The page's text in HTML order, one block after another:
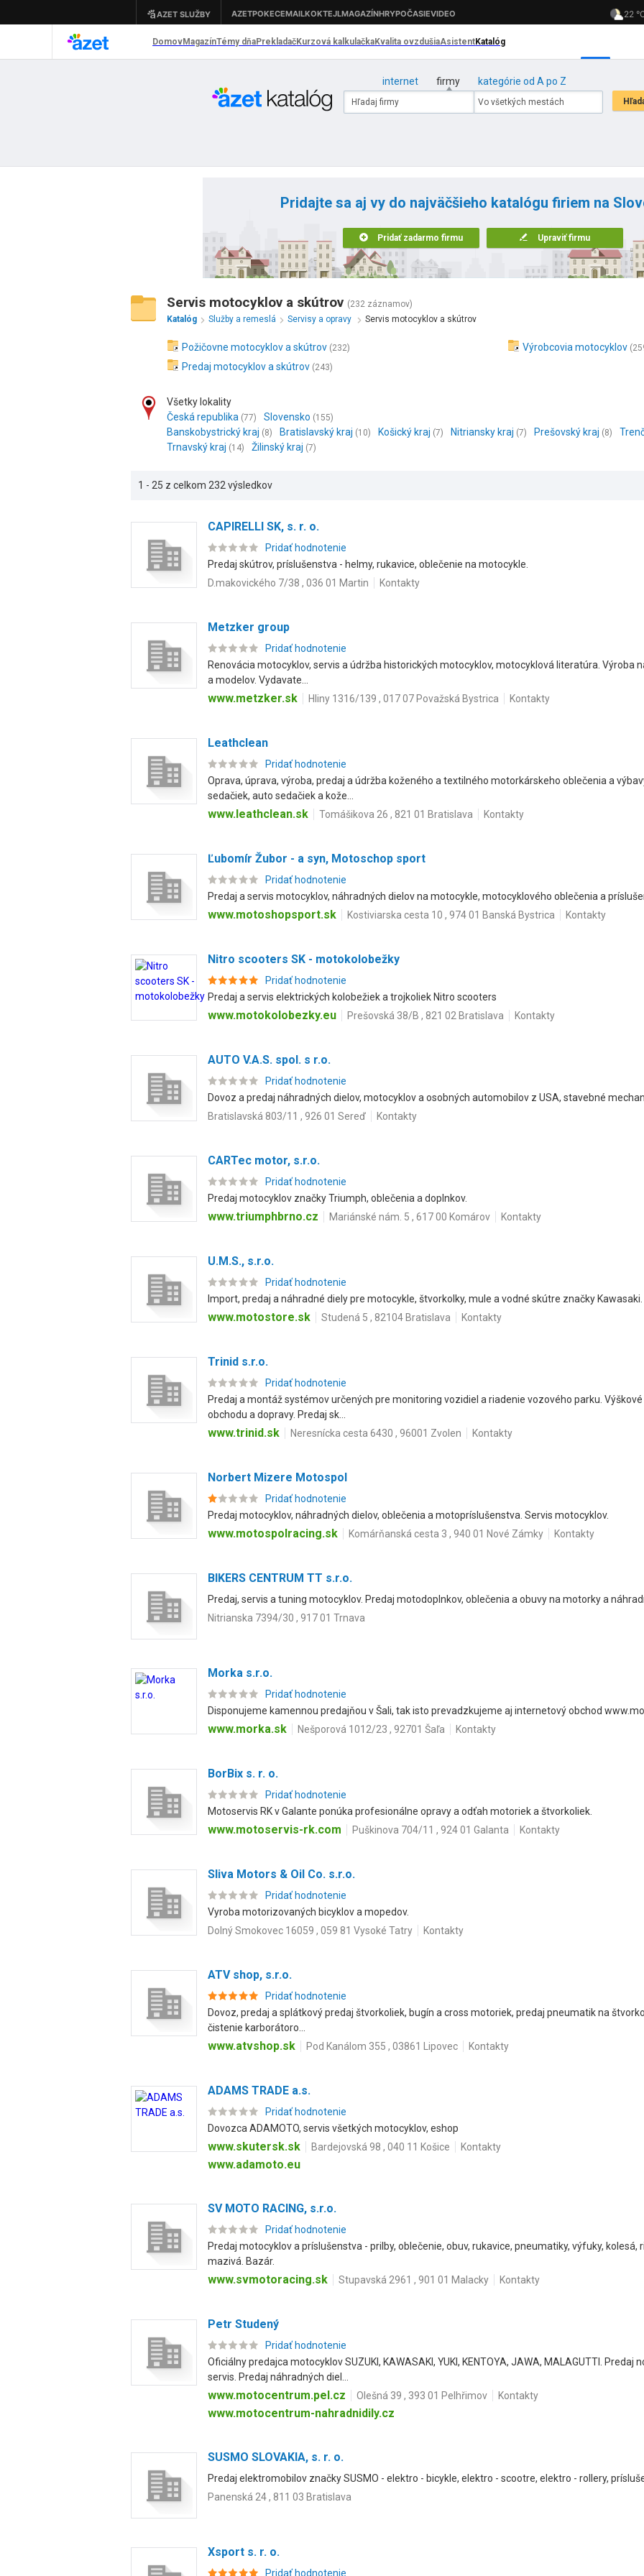
internet firmy kategórie od A po Z
Pridajte sa aj vy do najväčšieho katalógu firiem na
Pridať zadarmo firmu Upraviť firmu
Servis motocyklov a skútrov (232 záznamov)
Katalóg
Služby a remeslá Servisy a opravy Servis motocyklov a skútrov
Požičovne motocyklov a skútrov (232)
Predaj motocyklov a skútrov (243)
Výrobcovia motocyklov
Všetky lokality
Česká republika (77) Slovensko (155)
Banskobystrický kraj (8) Bratislavský kraj (10) Košický kraj (7) Nitriansky kraj (7) Prešovský kraj (8)
Trnavský kraj (14) Žilinský kraj (7)
1 - 25 z celkom 232 výsledkov
CAPIRELLI SK, s. r. o.
Pridať hodnotenie
Predaj skútrov, príslušenstva - helmy, rukavice, oblečenie na motocykle.
D.makovického 7/38 , 036 01 Martin
Kontakty
Metzker group
Pridať hodnotenie
Renovácia motocyklov, servis a údržba historických motocyklov, motocyklová literatúra. Výroba
a modelov. Vydavate...
www.metzker.sk Hliny 1316/139 , 017 07 Považská Bystrica Kontakty
Leathclean
Pridať hodnotenie
Oprava, úprava, výroba, predaj a údržba koženého a textilného motorkárskeho oblečenia a
sedačiek, auto sedačiek a kože...
www.leathclean.sk Tomášikova 26 , 821 01 Bratislava Kontakty
Ľubomír Žubor - a syn, Motoschop sport
Pridať hodnotenie
Predaj a servis motocyklov, náhradných dielov na motocykle, motocyklového oblečenia a
www.motoshopsport.sk Kostiviarska cesta 10 , 974 01 Banská Bystrica Kontakty
Nitro scooters SK - motokolobežky
Pridať hodnotenie
Predaj a servis elektrických kolobežiek a trojkoliek Nitro scooters
www.motokolobezky.eu Prešovská 38/B , 821 02 Bratislava Kontakty
AUTO V.A.S. spol. s r.o.
Pridať hodnotenie
Dovoz a predaj náhradných dielov, motocyklov a osobných automobilov z USA, stavebné
Bratislavská 803/11 , 926 01 Sereď
Kontakty
CARTec motor, s.r.o.
Pridať hodnotenie
Predaj motocyklov značky Triumph, oblečenia a doplnkov.
www.triumphbrno.cz Mariánské nám. 5 , 617 00 Komárov Kontakty
U.M.S., s.r.o.
Pridať hodnotenie
Import, predaj a náhradné diely pre motocykle, štvorkolky, mule a vodné skútre značky Kawasaki.
www.motostore.sk Studená 5 , 82104 Bratislava Kontakty
Trinid s.r.o.
Pridať hodnotenie
Predaj a montáž systémov určených pre monitoring vozidiel a riadenie vozového parku.
obchodu a dopravy. Predaj sk...
www.trinid.sk Neresnícka cesta 6430 , 96001 Zvolen Kontakty
Norbert Mizere Motospol
Pridať hodnotenie
Predaj motocyklov, náhradných dielov, oblečenia a motopríslušenstva. Servis motocyklov.
www.motospolracing.sk Komárňanská cesta 3 , 940 01 Nové Zámky Kontakty
BIKERS CENTRUM TT s.r.o.
Predaj, servis a tuning motocyklov. Predaj motodoplnkov, oblečenia a obuvy na motorky a
Nitrianska 7394/30 , 917 01 Trnava
Morka s.r.o.
Pridať hodnotenie
Disponujeme kamennou predajňou v Šali, tak isto prevadzkujeme aj internetový obchod
www.morka.sk Nešporová 1012/23 , 92701 Šaľa Kontakty
BorBix s. r. o.
Pridať hodnotenie
Motoservis RK v Galante ponúka profesionálne opravy a odťah motoriek a štvorkoliek.
www.motoservis-rk.com Puškinova 704/11 , 924 01 Galanta Kontakty
Sliva Motors & Oil Co. s.r.o.
Pridať hodnotenie
Vyroba motorizovaných bicyklov a mopedov.
Dolný Smokovec 16059 , 059 81 Vysoké Tatry
Kontakty
ATV shop, s.r.o.
Pridať hodnotenie
Dovoz, predaj a splátkový predaj štvorkoliek, bugín a cross motoriek, predaj pneumatik na
čistenie karborátoro...
www.atvshop.sk Pod Kanálom 355 , 03861 Lipovec Kontakty
ADAMS TRADE a.s.
Pridať hodnotenie
Dovozca ADAMOTO, servis všetkých motocyklov, eshop
www.skutersk.sk Bardejovská 98 , 040 11 Košice Kontakty
www.adamoto.eu
SV MOTO RACING, s.r.o.
Pridať hodnotenie
Predaj motocyklov a príslušenstva - prilby, oblečenie, obuv, rukavice, pneumatiky, výfuky, kolesá,
mazivá. Bazár.
www.svmotoracing.sk Stupavská 2961 , 901 01 Malacky Kontakty
Petr Studený
Pridať hodnotenie
Oficiálny predajca motocyklov SUZUKI, KAWASAKI, YUKI, KENTOYA, JAWA, MALAGUTTI. Predaj
servis. Predaj náhradných diel...
www.motocentrum.pel.cz Olešná 39 , 393 01 Pelhřimov Kontakty
www.motocentrum-nahradnidily.cz
SUSMO SLOVAKIA, s. r. o.
Predaj elektromobilov značky SUSMO - elektro - bicykle, elektro - scootre, elektro - rollery,
Panenská 24 , 811 03 Bratislava
Xsport s. r. o.
Pridať hodnotenie